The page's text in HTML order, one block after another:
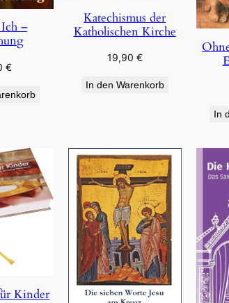
–
€
Katechismus der
Katholischen Kirche
19,90 €
In den Warenkorb
In
Kinder